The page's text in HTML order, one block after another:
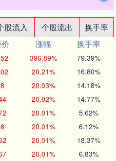
股流入 个股流出
换手率
涨幅
换手率
396.89% 79.39%
20.21% 16.80%
20.03% 14.18%
20.02% 14.77%
20.01% 5.62%
20.01% 6.12%
20.01% 18.37%
20.01% 6.83%